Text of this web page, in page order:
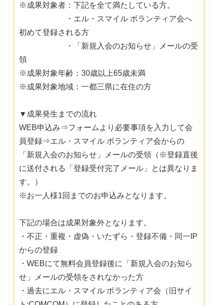
※成果対象者：下記を全て満たしている方。
・エル・スマイル ボランティア会へ
初めて登録される方
・「新規入会のお知らせ」メールの受
領
※成果対象年齢：30歳以上65歳未満
※成果対象地域：一都三県に在住の方
▼成果発生までの流れ
WEB申込み⇒フォームより必要事項を入力して会
員登録⇒エル・スマイル ボランティア会からの
「新規入会のお知らせ」メールの受領（※登録直後
に送付される「登録受付完了メール」とは異なりま
す。）
※お一人様1回までのお申込みとなります。
下記の場合は成果対象外となります。
・不正・重複・虚偽・いたずら・登録不備・同一IP
からの登録
・WEBにて無料会員登録後に「新規入会のお知ら
せ」メールの受領をされなかった方
・過去にエル・スマイル ボランティア会（旧サイ